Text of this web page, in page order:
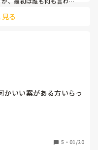
きのドッチボールのルー
いてから抜ける
るわけではない
ら勝った時が嬉し
らではの悩み、子ども達
ですね♡
る
かいい案がある方いらっ
どがありました。何か
5 ・ 01/20